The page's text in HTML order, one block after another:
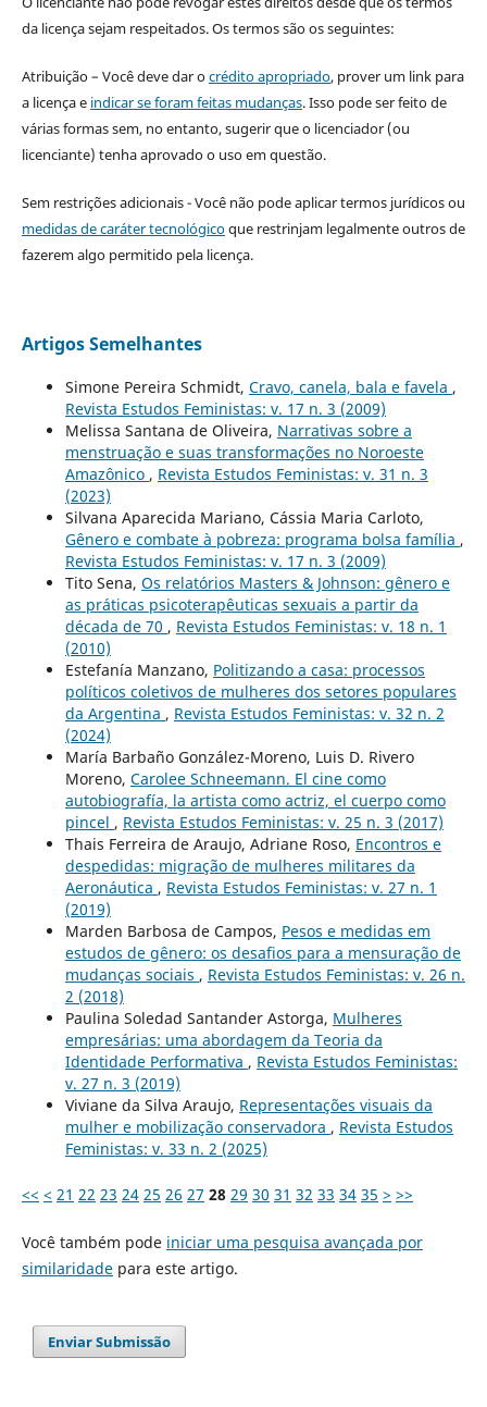
da licença sejam respeitados. Os termos são os seguintes:
Atribuição – Você deve dar ocrédito apropriado, prover um link para
a licença e indicar se foram feitas mudanças. Isso pode ser feito de
várias formas sem, no entanto, sugerir que o licenciador (ou
licenciante) tenha aprovado o uso em questão.
Sem restrições adicionais - Você não pode aplicar termos jurídicos ou
medidas de caráter tecnológicoque restrinjam legalmente outros de
fazerem algo permitido pela licença.
Artigos Semelhantes
Simone Pereira Schmidt, Cravo, canela, bala e favela ,
Revista Estudos Feministas: v. 17 n. 3 (2009)
Melissa Santana de Oliveira, Narrativas sobre a
menstruação e suas transformações no Noroeste
Amazônico , Revista Estudos Feministas: v. 31 n. 3
(2023)
Silvana Aparecida Mariano, Cássia Maria Carloto,
Gênero e combate à pobreza: programa bolsa família ,
Revista Estudos Feministas: v. 17 n. 3 (2009)
Tito Sena, Os relatórios Masters & Johnson: gênero e
as práticas psicoterapêuticas sexuais a partir da
década de 70 , Revista Estudos Feministas: v. 18 n. 1
(2010)
Estefanía Manzano, Politizando a casa: processos
políticos coletivos de mulheres dos setores populares
da Argentina , Revista Estudos Feministas: v. 32 n. 2
(2024)
María Barbaño González-Moreno, Luis D. Rivero
Moreno, Carolee Schneemann. El cine como
autobiografía, la artista como actriz, el cuerpo como
pincel , Revista Estudos Feministas: v. 25 n. 3 (2017)
Thais Ferreira de Araujo, Adriane Roso, Encontros e
despedidas: migração de mulheres militares da
Aeronáutica , Revista Estudos Feministas: v. 27 n. 1
(2019)
Marden Barbosa de Campos, Pesos e medidas em
estudos de gênero: os desafios para a mensuração de
mudanças sociais , Revista Estudos Feministas: v. 26 n.
2 (2018)
Paulina Soledad Santander Astorga, Mulheres
empresárias: uma abordagem da Teoria da
Identidade Performativa , Revista Estudos Feministas:
v. 27 n. 3 (2019)
Viviane da Silva Araujo, Representações visuais da
mulher e mobilização conservadora , Revista Estudos
Feministas: v. 33 n. 2 (2025)
<< < 21 22 23 24 25 26 27 28 29 30 31 32 33 34 35 > >>
Você também pode iniciar uma pesquisa avançada por
similaridadepara este artigo.
Enviar Submissão